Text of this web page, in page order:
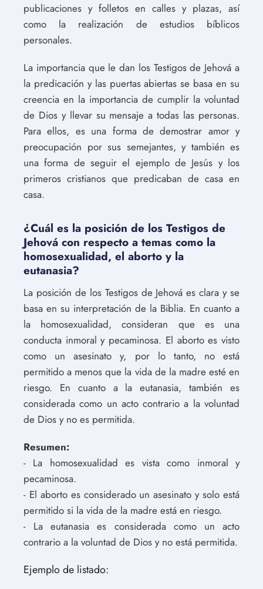
publicaciones y folletos en calles y plazas, así
como la realización de estudios bíblicos
personales.
La importancia que le dan los Testigos de Jehová a
la predicación y las puertas abiertas se basa en su
creencia en la importancia de cumplir la voluntad
de Dios y llevar su mensaje a todas las personas.
Para ellos, es una forma de demostrar amor y
preocupación por sus semejantes, y también es
una forma de seguir el ejemplo de Jesús y los
primeros cristianos que predicaban de casa en
casa.
¿Cuál es la posición de los Testigos de
Jehová con respecto a temas como la
homosexualidad, el aborto y la
eutanasia?
La posición de los Testigos de Jehová es clara y se
basa en su interpretación de la Biblia. En cuanto a
la homosexualidad, consideran que es una
conducta inmoral y pecaminosa. El aborto es visto
como un asesinato y, por lo tanto, no está
permitido a menos que la vida de la madre esté en
riesgo. En cuanto a la eutanasia, también es
considerada como un acto contrario a la voluntad
de Dios y no es permitida.
Resumen:
- La homosexualidad es vista como inmoral y
pecaminosa.
- El aborto es considerado un asesinato y solo está
permitido si la vida de la madre está en riesgo.
- La eutanasia es considerada como un acto
contrario a la voluntad de Dios y no está permitida.
Ejemplo de listado: